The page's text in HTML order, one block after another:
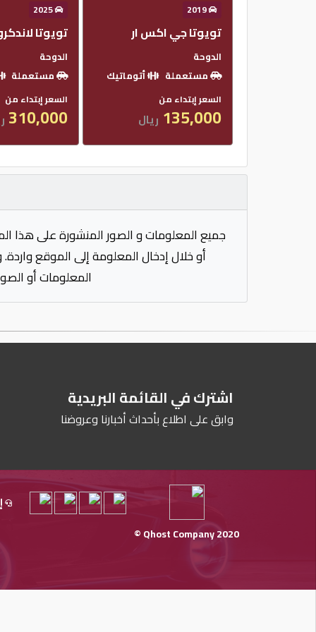
2019
تويوتا جي اكس ار
الدوحة
مستعملة
أتوماتيك
السعر إبتداء من
135,000 ريال
2025
تويوتا
الدوحة
مستعملة
السعر إبتداء من
310,000
جميع المعلومات و الصور المنشورة على هذا
أو خلال إدخال المعلومة إلى الموقع
المعلومات أو
اشترك في القائمة البريدية
وابق على اطلاع بأحداث أخبارنا وعروضنا
Qhost Company 2020 ©